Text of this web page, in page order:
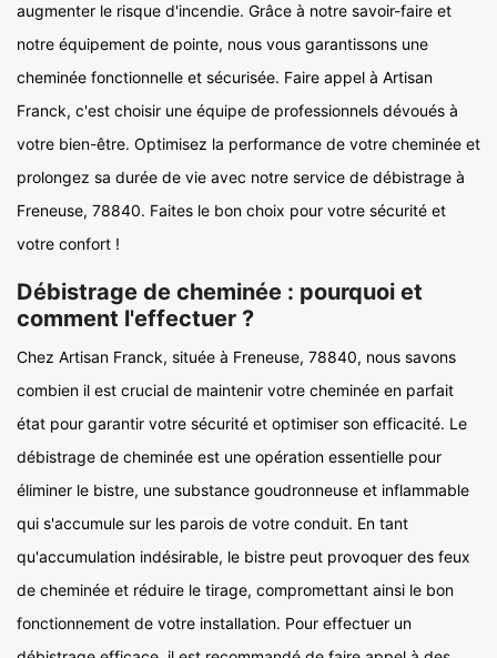
augmenter le risque d'incendie. Grâce à notre savoir-faire et
notre équipement de pointe, nous vous garantissons une
cheminée fonctionnelle et sécurisée. Faire appel à Artisan
Franck, c'est choisir une équipe de professionnels dévoués à
votre bien-être. Optimisez la performance de votre cheminée et
prolongez sa durée de vie avec notre service de débistrage à
Freneuse, 78840. Faites le bon choix pour votre sécurité et
votre confort !
Débistrage de cheminée : pourquoi et
comment l'effectuer ?
Chez Artisan Franck, située à Freneuse, 78840, nous savons
combien il est crucial de maintenir votre cheminée en parfait
état pour garantir votre sécurité et optimiser son efficacité. Le
débistrage de cheminée est une opération essentielle pour
éliminer le bistre, une substance goudronneuse et inflammable
qui s'accumule sur les parois de votre conduit. En tant
qu'accumulation indésirable, le bistre peut provoquer des feux
de cheminée et réduire le tirage, compromettant ainsi le bon
fonctionnement de votre installation. Pour effectuer un